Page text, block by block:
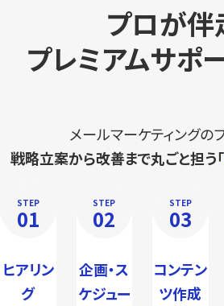
プロが伴
プレミアムサポ
メールマーケティングの
戦略立案から改善まで丸ごと担う「
STEP
01
ヒアリン
グ
STEP
02
企画・ス
ケジュー
STEP
03
コンテン
ツ作成